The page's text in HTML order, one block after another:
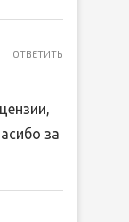
за
ОТВЕТИТЬ